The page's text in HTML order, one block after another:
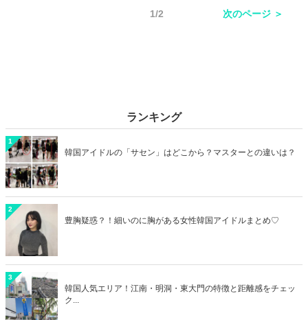
1/2 次のページ ＞
ランキング
1
韓国アイドルの「サセン」はどこから？マスターとの違いは？
2
豊胸疑惑？！細いのに胸がある女性韓国アイドルまとめ♡
3
韓国人気エリア！江南・明洞・東大門の特徴と距離感をチェッ
ク...